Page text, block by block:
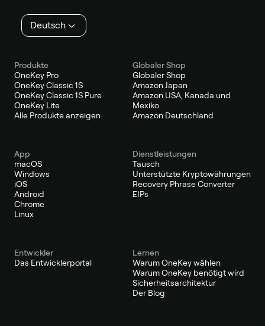
Deutsch
Produkte
OneKey Pro
OneKey Classic 1S
OneKey Classic 1S Pure
OneKey Lite
Alle Produkte anzeigen
Globaler Shop
Globaler Shop
Amazon Japan
Amazon USA, Kanada und
Mexiko
Amazon Deutschland
App
macOS
Windows
iOS
Android
Chrome
Linux
Dienstleistungen
Tausch
Unterstützte Kryptowährungen
Recovery Phrase Converter
EIPs
Entwickler
Das Entwicklerportal
Lernen
Warum OneKey wählen
Warum OneKey benötigt wird
Sicherheitsarchitektur
Der Blog